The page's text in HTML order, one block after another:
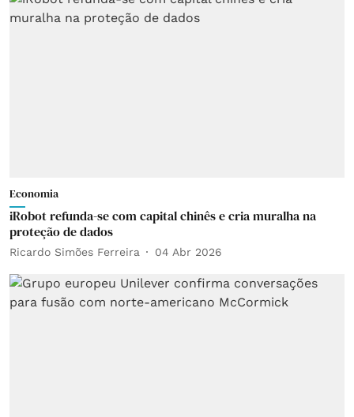
Economia
iRobot refunda-se com capital chinês e cria muralha na
proteção de dados
Ricardo Simões Ferreira 04 Abr 2026